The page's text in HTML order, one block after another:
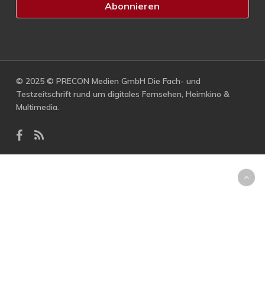
© 2025 © PRECON Medien GmbH Die Fach- und
Testzeitschrift rund um digitales Fernsehen, Heimkino &
Multimedia.
facebook
RSS